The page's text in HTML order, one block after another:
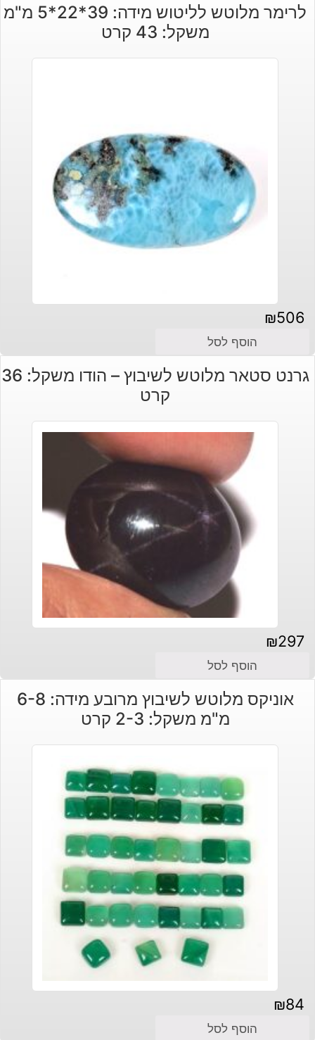
לרימר מלוטש לליטוש מידה: 39*22*5 מ"מ
משקל: 43 קרט
₪506
הוסף לסל
גרנט סטאר מלוטש לשיבוץ – הודו משקל: 36
קרט
₪297
הוסף לסל
אוניקס מלוטש לשיבוץ מרובע מידה: 6-8
מ"מ משקל: 2-3 קרט
₪84
הוסף לסל